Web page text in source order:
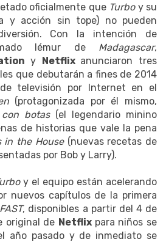
oficialmente que Turbo y su
y acción sin tope) no pueden
Con la intención de
lémur de Madagascar,
y Netflix anunciaron tres
que debutarán a fines de 2014
televisión por Internet en el
(protagonizada por él mismo,
botas (el legendario minino
de historias que vale la pena
in the House(nuevas recetas de
por Bob y Larry).
y el equipo están acelerando
nuevos capítulos de la primera
, disponibles a partir del 4 de
original de Netflix para niños se
año pasado y de inmediato se